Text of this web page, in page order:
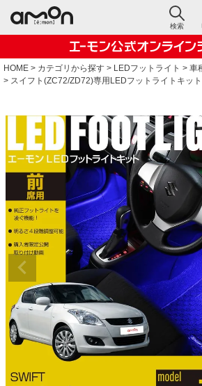
検索
HOME カテゴリから探す LEDフットライト 車
スイフト(ZC72/ZD72)専用LEDフットライトキット